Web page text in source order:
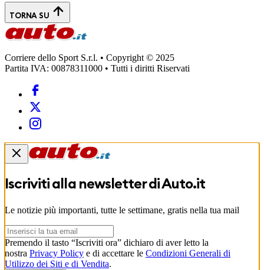
TORNA SU
Corriere dello Sport S.r.l. • Copyright © 2025
Partita IVA: 00878311000 • Tutti i diritti Riservati
Iscriviti alla newsletter diAuto.it
Le notizie più importanti, tutte le settimane, gratis nella tua mail
Premendo il tasto “Iscriviti ora” dichiaro di aver letto la
nostra Privacy Policy e di accettare le Condizioni Generali di
Utilizzo dei Siti e di Vendita.